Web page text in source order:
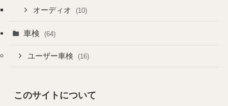
オーディオ (10)
車検 (64)
ユーザー車検 (16)
このサイトについて